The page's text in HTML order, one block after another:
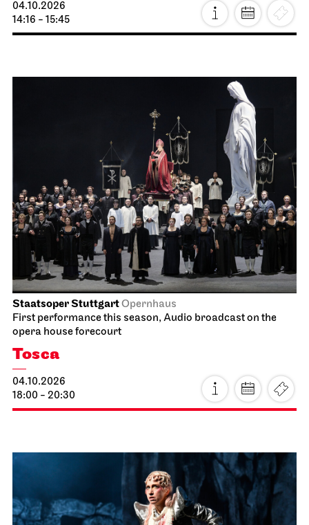
04.10.2026
14:16 - 15:45
Staatsoper StuttgartOpernhaus
First performance this season, Audio broadcast on the
opera house forecourt
Tosca
04.10.2026
18:00 - 20:30